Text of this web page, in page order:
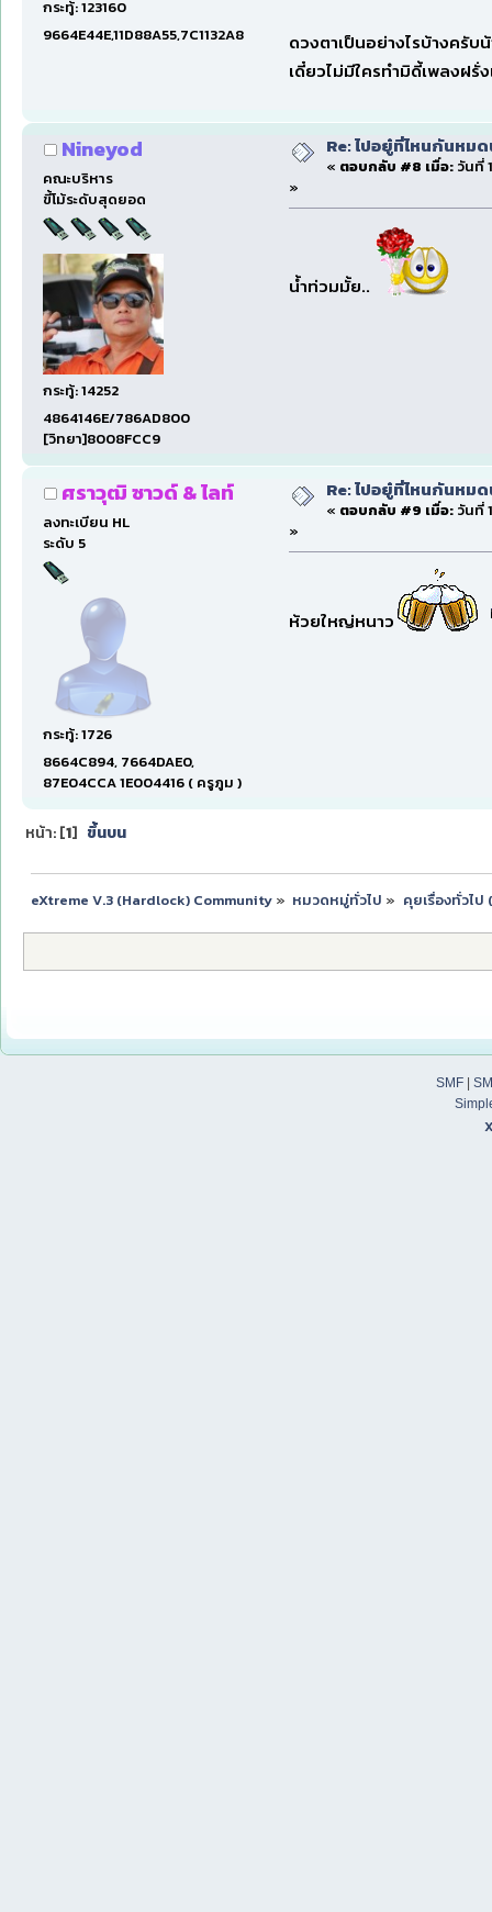
กระทู้: 123160
9664E44E,11D88A55,7C1132A8
ดวงตาเป็นอย่างไรบ้างครับ
เดี๋ยวไม่มีใครทำมิดี้เพลงฝ
Nineyod
คณะบริหาร
ขี้โม้ระดับสุดยอด
กระทู้: 14252
4864146E/786AD800
[วิทยา]8008FCC9
Re: ไปอยู๋ที่ไหนกันหมด
« ตอบกลับ #8 เมื่อ:วันที่
»
น้ำท่วมมั้ย..
ศราวุฒิ ซาวด์ & ไลท์
ลงทะเบียน HL
ระดับ 5
กระทู้: 1726
8664C894, 7664DAE0,
87E04CCA 1E004416 ( ครูภูม )
Re: ไปอยู๋ที่ไหนกันหมด
« ตอบกลับ #9 เมื่อ:วันที่
»
ห้วยใหญ่หนาว
หน้า: [1] ขึ้นบน
eXtreme V.3 (Hardlock) Community» หมวดหมู่ทั่วไป » คุยเรื่องทั่วไป
SMF|